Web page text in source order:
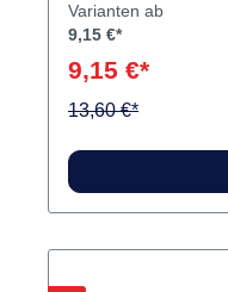
Varianten ab
9,15 €*
9,15 €*
13,60 €*